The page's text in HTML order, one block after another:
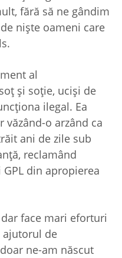
fără să ne gândim
nişte oameni care
al
şi soţie, ucişi de
ilegal. Ea
văzând-o arzând ca
ani de zile sub
reclamând
din apropierea
face mari eforturi
ajutorul de
ne-am născut